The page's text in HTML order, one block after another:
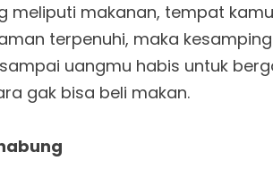
meliputi makanan, tempat
terpenuhi, maka
uangmu habis untuk
gak bisa beli makan.